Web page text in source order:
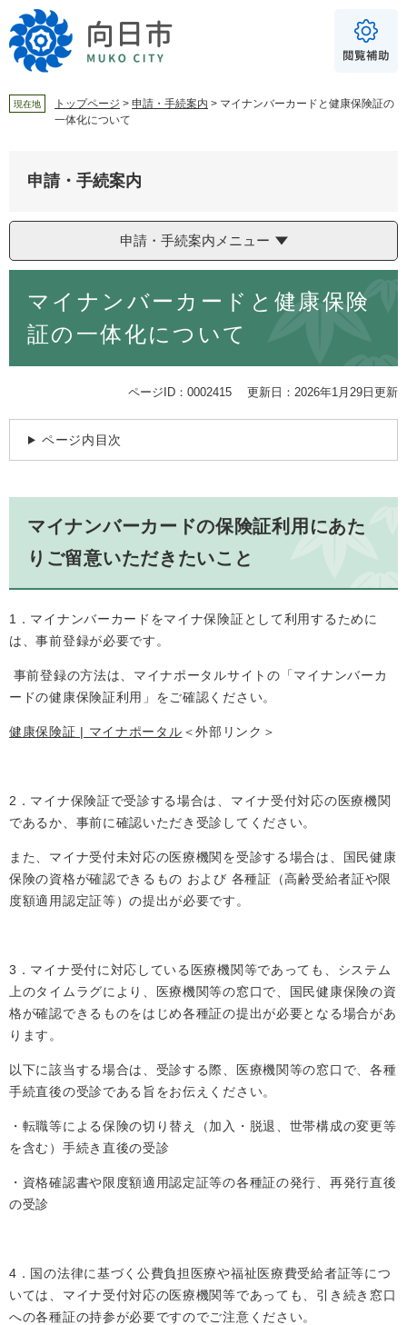
ー
ジ
ニ
ュ
へ
For Foreigners
読み上げ
やさしい日本語
ふりがな
あり なし
文字サイズ
白 黒 青
現在地 トップページ > 申請・手続案内 > マイナンバーカードと健康保険証の
一体化について
申請・手続案内
申請・手続案内メニュー
マイナンバーカードと健康保険
証の一体化について
ページID：0002415 更新日：2026年1月29日更新
ページ内目次
マイナンバーカードの保険証利用にあた
りご留意いただきたいこと
1．マイナンバーカードをマイナ保険証として利用するために
は、事前登録が必要です。
事前登録の方法は、マイナポータルサイトの「マイナンバーカ
ードの健康保険証利用」をご確認ください。
健康保険証 | マイナポータル ＜外部リンク＞
2．マイナ保険証で受診する場合は、マイナ受付対応の医療機関
であるか、事前に確認いただき受診してください。
また、マイナ受付未対応の医療機関を受診する場合は、国民健康
保険の資格が確認できるもの および 各種証（高齢受給者証や限
度額適用認定証等）の提出が必要です。
3．マイナ受付に対応している医療機関等であっても、システム
上のタイムラグにより、医療機関等の窓口で、国民健康保険の資
格が確認できるものをはじめ各種証の提出が必要となる場合があ
ります。
以下に該当する場合は、受診する際、医療機関等の窓口で、各種
手続直後の受診である旨をお伝えください。
・転職等による保険の切り替え（加入・脱退、世帯構成の変更等
を含む）手続き直後の受診
・資格確認書や限度額適用認定証等の各種証の発行、再発行直後
の受診
4．国の法律に基づく公費負担医療や福祉医療費受給者証等につ
いては、マイナ受付対応の医療機関等であっても、引き続き窓口
への各種証の持参が必要ですのでご注意ください。